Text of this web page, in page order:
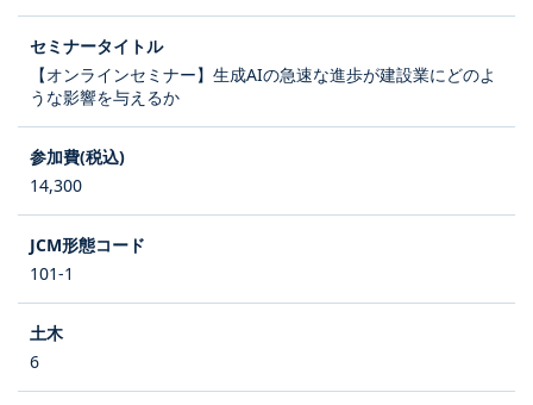
【オンラインセミナー】生成AIの急速な進歩が建設業にどのよ
うな影響を与えるか
14,300
101-1
6